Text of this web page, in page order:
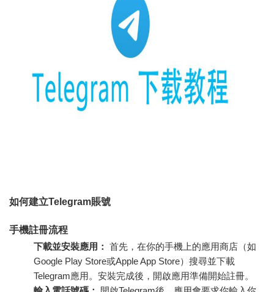
如何建立Telegram賬號
手機註冊流程
下載並安裝應用： 首先，在你的手機上的應用商店（如
Google Play Store或Apple App Store）搜尋並下載
Telegram應用。安裝完成後，開啟應用準備開始註冊。